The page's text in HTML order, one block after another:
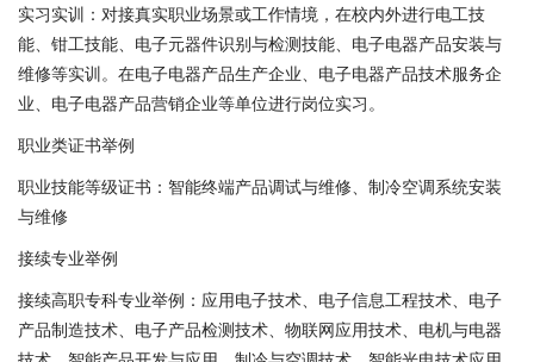
实习实训：对接真实职业场景或工作情境，在校内外进行电工技
能、钳工技能、电子元器件识别与检测技能、电子电器产品安装与
维修等实训。在电子电器产品生产企业、电子电器产品技术服务企
业、电子电器产品营销企业等单位进行岗位实习。
职业类证书举例
职业技能等级证书：智能终端产品调试与维修、制冷空调系统安装
与维修
接续专业举例
接续高职专科专业举例：应用电子技术、电子信息工程技术、电子
产品制造技术、电子产品检测技术、物联网应用技术、电机与电器